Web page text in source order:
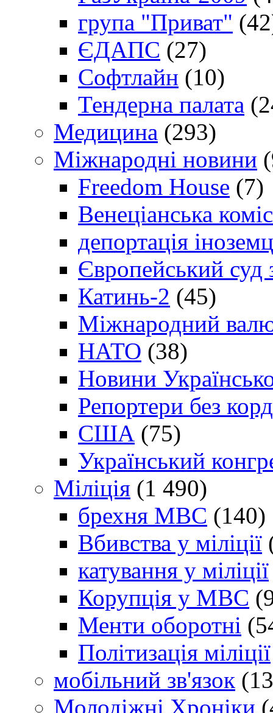
група "Приват"
ЄДАПС (27)
Софтлайн (10)
Тендерна палата
Медицина (293)
Міжнародні новини
Freedom House (7)
Венеціанська
депортація
Європейський
Катинь-2 (45)
Міжнародний
НАТО (38)
Новини
Репортери без
США (75)
Український
Міліція (1 490)
брехня МВС (140)
Вбивства у міліції
катування у міліції
Корупція у МВС
Менти оборотні
Політизація міліції
мобільний зв'язок
Молодіжні Хроніки